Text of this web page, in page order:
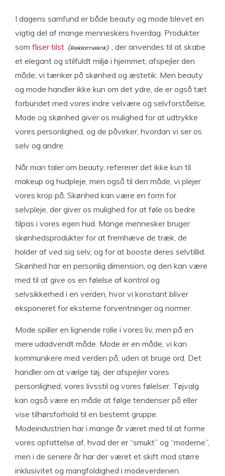
I dagens samfund er både beauty og mode blevet en
vigtig del af mange menneskers hverdag. Produkter
som fliser tilst
, der anvendes til at skabe
et elegant og stilfuldt miljø i hjemmet, afspejler den
måde, vi tænker på skønhed og æstetik. Men beauty
og mode handler ikke kun om det ydre, de er også tæt
forbundet med vores indre velvære og selvforståelse.
Mode og skønhed giver os mulighed for at udtrykke
vores personlighed, og de påvirker, hvordan vi ser os
selv og andre.
Når man taler om beauty, refererer det ikke kun til
makeup og hudpleje, men også til den måde, vi plejer
vores krop på. Skønhed kan være en form for
selvpleje, der giver os mulighed for at føle os bedre
tilpas i vores egen hud. Mange mennesker bruger
skønhedsprodukter for at fremhæve de træk, de
holder af ved sig selv, og for at booste deres selvtillid.
Skønhed har en personlig dimension, og den kan være
med til at give os en følelse af kontrol og
selvsikkerhed i en verden, hvor vi konstant bliver
eksponeret for eksterne forventninger og normer.
Mode spiller en lignende rolle i vores liv, men på en
mere udadvendt måde. Mode er en måde, vi kan
kommunikere med verden på, uden at bruge ord. Det
handler om at vælge tøj, der afspejler vores
personlighed, vores livsstil og vores følelser. Tøjvalg
kan også være en måde at følge tendenser på eller
vise tilhørsforhold til en bestemt gruppe.
Modeindustrien har i mange år været med til at forme
vores opfattelse af, hvad der er “smukt” og “moderne”,
men i de senere år har der været et skift mod større
inklusivitet og mangfoldighed i modeverdenen.